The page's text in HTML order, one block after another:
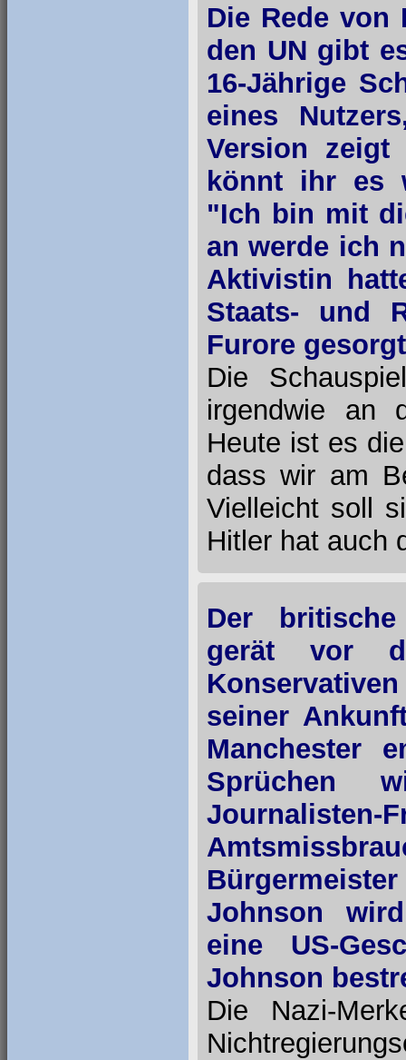
Die Rede von
den UN gibt
16-Jährige
eines
Version
könnt ihr es
"Ich bin mit
an werde ich
Aktivistin
Staats- und
Furore
Die
irgendwie an
Heute ist es
dass wir am
Vielleicht soll
Hitler hat auch
Der
gerät vor
seiner
Manchester
Sprüchen
Johnson
eine US-
Johnson
Die Nazi-